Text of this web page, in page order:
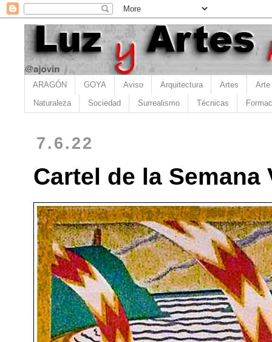
ARAGÓN GOYA Aviso Arquitectura Artes Arte
Naturaleza Sociedad Surrealismo Técnicas
7.6.22
Cartel de la Semana